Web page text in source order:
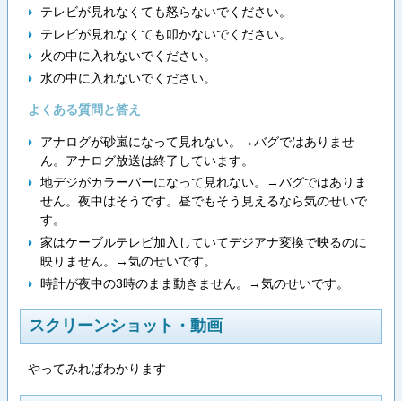
テレビが見れなくても怒らないでください。
テレビが見れなくても叩かないでください。
火の中に入れないでください。
水の中に入れないでください。
よくある質問と答え
アナログが砂嵐になって見れない。→バグではありませ
ん。アナログ放送は終了しています。
地デジがカラーバーになって見れない。→バグではありま
せん。夜中はそうです。昼でもそう見えるなら気のせいで
す。
家はケーブルテレビ加入していてデジアナ変換で映るのに
映りません。→気のせいです。
時計が夜中の3時のまま動きません。→気のせいです。
スクリーンショット・動画
やってみればわかります